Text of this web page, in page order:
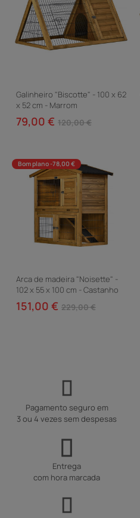
Galinheiro "Biscotte" - 100 x 62
x 52 cm - Marrom
79,00 € 120,00 €
Bom plano -78,00 €
Arca de madeira "Noisette" -
102 x 55 x 100 cm - Castanho
151,00 € 229,00 €
Pagamento seguro em
3 ou 4 vezes sem despesas
Entrega
com hora marcada